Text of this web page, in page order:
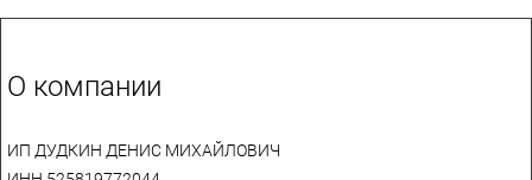
О компании
ИП ДУДКИН ДЕНИС МИХАЙЛОВИЧ